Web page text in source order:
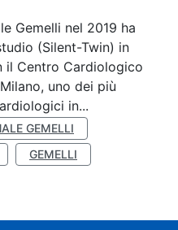
Gemelli nel 2019 ha
(Silent-Twin) in
il Centro Cardiologico
uno dei più
in...
GEMELLI
GEMELLI